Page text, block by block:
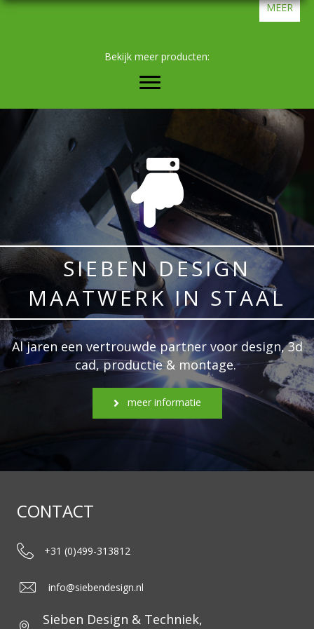
MEER
Bekijk meer producten:
SIEBEN DESIGN
MAATWERK IN STAAL
Al jaren een vertrouwde partner voor design, 3d
cad, productie & montage.
meer informatie
CONTACT
+31 (0)499-313812
info@siebendesign.nl
Sieben Design & Techniek,